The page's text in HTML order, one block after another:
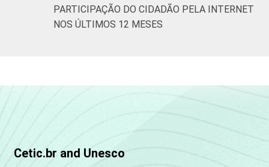
PARTICIPAÇÃO DO CIDADÃO PELA INTERNET
NOS ÚLTIMOS 12 MESES
Cetic.br and Unesco